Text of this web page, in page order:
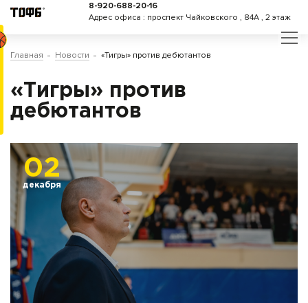
8-920-688-20-16
Адрес офиса : проспект Чайковского , 84А , 2 этаж
Главная Новости «Тигры» против дебютантов
«Тигры» против
дебютантов
02
декабря